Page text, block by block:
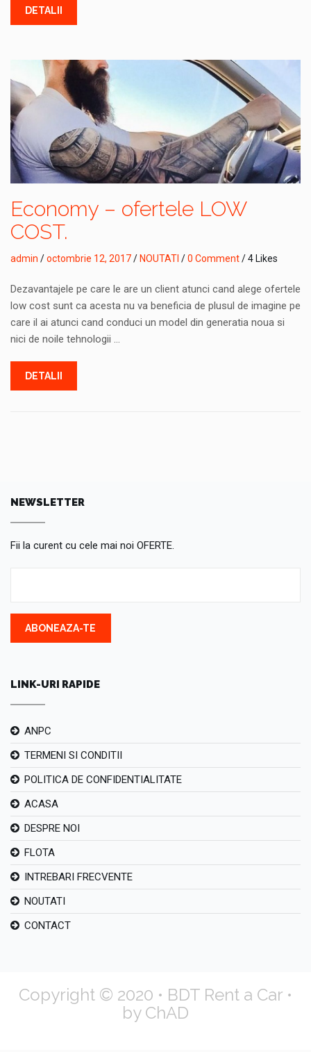
DETALII
Economy – ofertele LOW
COST.
admin /octombrie 12, 2017/NOUTATI /0 Comment/ 4 Likes
Dezavantajele pe care le are un client atunci cand alege ofertele
low cost sunt ca acesta nu va beneficia de plusul de imagine pe
care il ai atunci cand conduci un model din generatia noua si
nici de noile tehnologii …
DETALII
NEWSLETTER
Fii la curent cu cele mai noi OFERTE.
ABONEAZA-TE
LINK-URI RAPIDE
ANPC
TERMENI SI CONDITII
POLITICA DE CONFIDENTIALITATE
ACASA
DESPRE NOI
FLOTA
INTREBARI FRECVENTE
NOUTATI
CONTACT
Copyright © 2020 • BDT Rent a Car •
by ChAD